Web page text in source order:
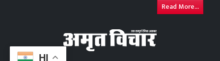
HI
Read More...